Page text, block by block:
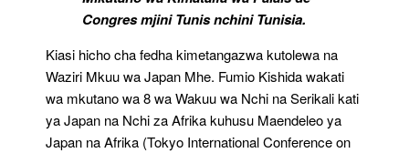
Congres mjini Tunis nchini Tunisia.
Kiasi hicho cha fedha kimetangazwa kutolewa na
Waziri Mkuu wa Japan Mhe. Fumio Kishida wakati
wa mkutano wa 8 wa Wakuu wa Nchi na Serikali kati
ya Japan na Nchi za Afrika kuhusu Maendeleo ya
Japan na Afrika (Tokyo International Conference on